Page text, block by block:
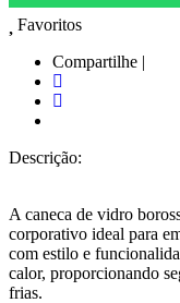
Favoritos
Compartilhe |
Descrição:
A caneca de vidro
corporativo ideal para
com estilo e
calor, proporcionando
frias.